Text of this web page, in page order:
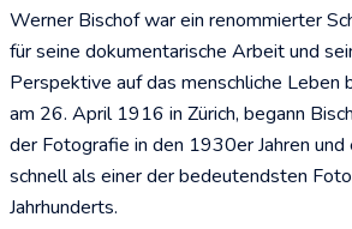
Werner Bischof war ein renommierter
für seine dokumentarische Arbeit und
Perspektive auf das menschliche Leben
am 26. April 1916 in Zürich, begann
der Fotografie in den 1930er Jahren
schnell als einer der bedeutendsten
Jahrhunderts.